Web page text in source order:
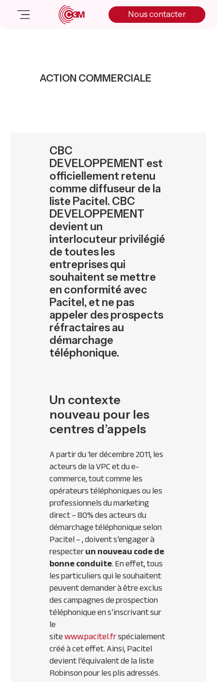
Nous contacter
Salle de presse
ACTION COMMERCIALE
CBC
DEVELOPPEMENT est
officiellement retenu
comme diffuseur de la
liste Pacitel. CBC
DEVELOPPEMENT
devient un
interlocuteur privilégié
de toutes les
entreprises qui
souhaitent se mettre
en conformité avec
Pacitel, et ne pas
appeler des prospects
réfractaires au
démarchage
téléphonique.
Un contexte
nouveau pour les
centres d’appels
A partir du 1er décembre 2011, les
acteurs de laVPCet du e-
commerce, tout comme les
opérateurs téléphoniques ou les
professionnels du marketing
direct – 80% des acteurs du
démarchage téléphonique selon
Pacitel – , doivent s’engager à
respecterun nouveau code de
bonne conduite. En effet, tous
les particuliers qui le souhaitent
peuvent demander à être exclus
des campagnes de prospection
téléphonique en s’inscrivant sur
le
sitewww.pacitel.frspécialement
créé à cet effet. Ainsi, Pacitel
devient l’équivalent de la liste
Robinson pour les plis adressés.